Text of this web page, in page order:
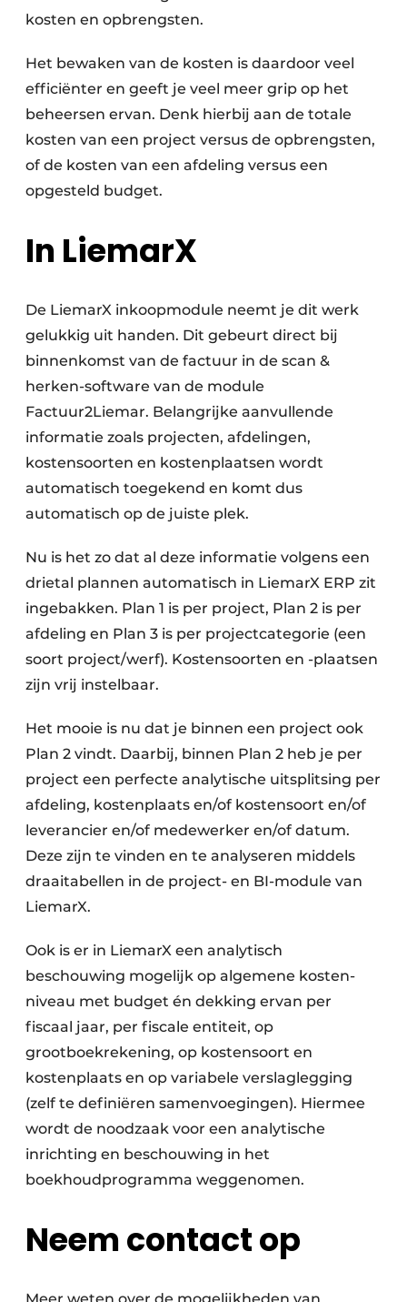
kosten en opbrengsten.
Het bewaken van de kosten is daardoor veel
efficiënter en geeft je veel meer grip op het
beheersen ervan. Denk hierbij aan de totale
kosten van een project versus de opbrengsten,
of de kosten van een afdeling versus een
opgesteld budget.
In LiemarX
De LiemarX inkoopmodule neemt je dit werk
gelukkig uit handen. Dit gebeurt direct bij
binnenkomst van de factuur in de scan &
herken-software van de module
Factuur2Liemar. Belangrijke aanvullende
informatie zoals projecten, afdelingen,
kostensoorten en kostenplaatsen wordt
automatisch toegekend en komt dus
automatisch op de juiste plek.
Nu is het zo dat al deze informatie volgens een
drietal plannen automatisch in LiemarX ERP zit
ingebakken. Plan 1 is per project, Plan 2 is per
afdeling en Plan 3 is per projectcategorie (een
soort project/werf). Kostensoorten en -plaatsen
zijn vrij instelbaar.
Het mooie is nu dat je binnen een project ook
Plan 2 vindt. Daarbij, binnen Plan 2 heb je per
project een perfecte analytische uitsplitsing per
afdeling, kostenplaats en/of kostensoort en/of
leverancier en/of medewerker en/of datum.
Deze zijn te vinden en te analyseren middels
draaitabellen in de project- en BI-module van
LiemarX.
Ook is er in LiemarX een analytisch
beschouwing mogelijk op algemene kosten-
niveau met budget én dekking ervan per
fiscaal jaar, per fiscale entiteit, op
grootboekrekening, op kostensoort en
kostenplaats en op variabele verslaglegging
(zelf te definiëren samenvoegingen). Hiermee
wordt de noodzaak voor een analytische
inrichting en beschouwing in het
boekhoudprogramma weggenomen.
Neem contact op